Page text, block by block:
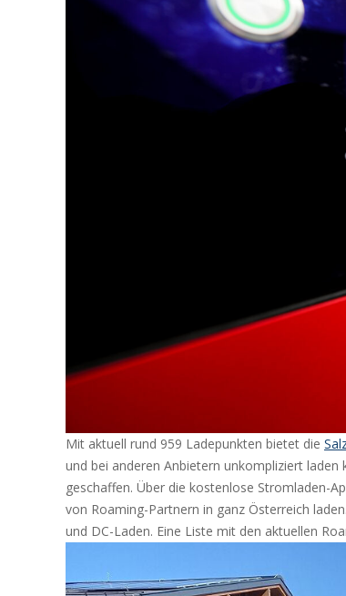
Mit aktuell rund 959 Ladepunkten bietet die
und bei anderen Anbietern unkompliziert
geschaffen. Über die kostenlose Stromladen-
von Roaming-Partnern in ganz Österreich
und DC-Laden. Eine Liste mit den aktuellen